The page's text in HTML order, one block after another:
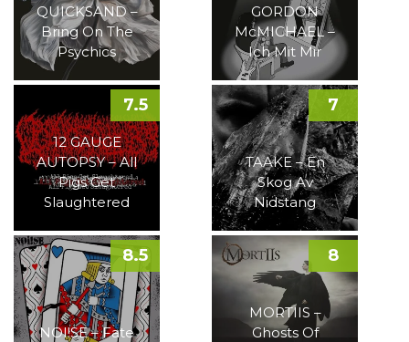
QUICKSAND –
Bring On The
Psychics
GORDON
McMICHAEL –
Ich Mit Mir
12 GAUGE
AUTOPSY – All
Pigs Get
Slaughtered
7.5
TAAKE – En
Skog Av
Nidstang
7
NOI!SE – Fate
8.5
MORTIIS –
Ghosts Of
8